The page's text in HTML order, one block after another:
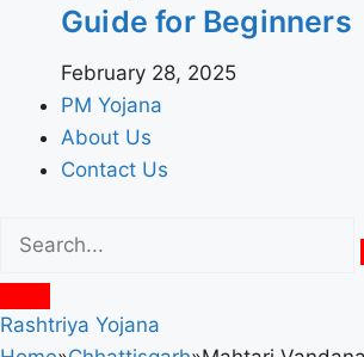
Guide for Beginners
February 28, 2025
PM Yojana
About Us
Contact Us
Rashtriya Yojana